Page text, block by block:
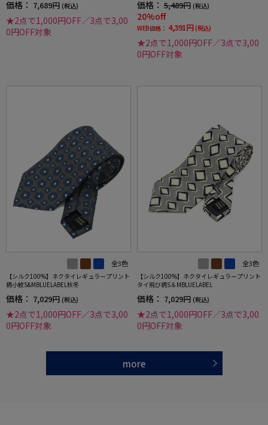
価格： 7,689円 (税込)
★2点で1,000円OFF／3点で3,00
0円OFF対象
価格： 5,489円 (税込)
20%off
WEB価格： 4,391円 (税込)
★2点で1,000円OFF／3点で3,00
0円OFF対象
全3色
【シルク100%】ネクタイレギュラープリント
柄小紋S&MBLUELABEL秋冬
価格： 7,029円 (税込)
★2点で1,000円OFF／3点で3,00
0円OFF対象
全3色
【シルク100%】ネクタイレギュラープリント
タイ飛び柄S＆MBLUELABEL
価格： 7,029円 (税込)
★2点で1,000円OFF／3点で3,00
0円OFF対象
more